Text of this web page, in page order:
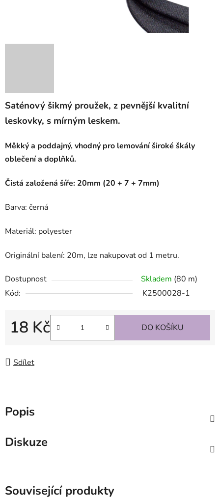
Saténový šikmý proužek, z pevnější kvalitní
leskovky, s mírným leskem.
Měkký a poddajný, vhodný pro lemování široké škály
oblečení a doplňků.
Čistá založená šíře: 20mm (20 + 7 + 7mm)
Barva: černá
Materiál: polyester
Originální balení: 20m, lze nakupovat od 1 metru.
Dostupnost Skladem (80 m)
Kód:
K2500028-1
18 Kč
Měrná cena:
DO KOŠÍKU
Sdílet
Popis
Diskuze
Související produkty